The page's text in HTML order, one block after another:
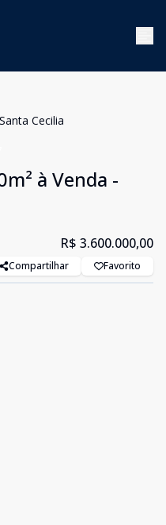
Cecilia
à Venda -
R$ 3.600.000,00
Compartilhar Favorito